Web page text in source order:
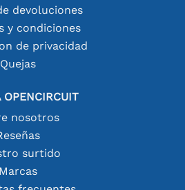
devoluciones
y condiciones
de privacidad
Quejas
OPENCIRCUIT
nosotros
surtido
Marcas